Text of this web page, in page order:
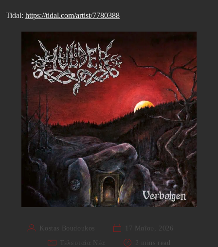
Tidal: https://tidal.com/artist/7780388
Kostas Boudoukos
17 Μαΐου, 2026
Τελευταία Νέα
2 mins read